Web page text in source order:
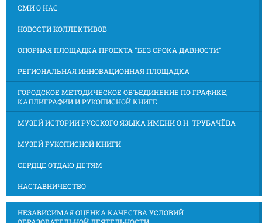
СМИ О НАС
НОВОСТИ КОЛЛЕКТИВОВ
ОПОРНАЯ ПЛОЩАДКА ПРОЕКТА "БЕЗ СРОКА ДАВНОСТИ"
РЕГИОНАЛЬНАЯ ИННОВАЦИОННАЯ ПЛОЩАДКА
ГОРОДСКОЕ МЕТОДИЧЕСКОЕ ОБЪЕДИНЕНИЕ ПО ГРАФИКЕ,
КАЛЛИГРАФИИ И РУКОПИСНОЙ КНИГЕ
МУЗЕЙ ИСТОРИИ РУССКОГО ЯЗЫКА ИМЕНИ О.Н. ТРУБАЧЁВА
МУЗЕЙ РУКОПИСНОЙ КНИГИ
СЕРДЦЕ ОТДАЮ ДЕТЯМ
НАСТАВНИЧЕСТВО
НЕЗАВИСИМАЯ ОЦЕНКА КАЧЕСТВА УСЛОВИЙ